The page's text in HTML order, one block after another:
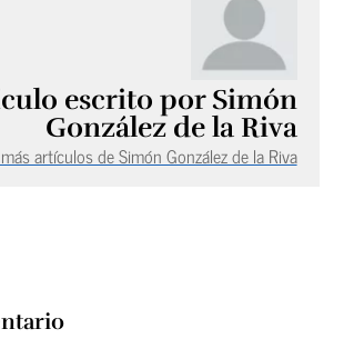
escrito por Simón
González de la Riva
artículos de Simón González de la Riva